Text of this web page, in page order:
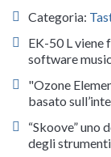
Categoria:
EK-50 L viene
software
"Ozone
basato
“Skoove”
degli